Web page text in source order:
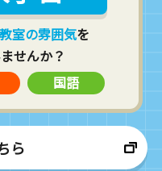
教室の雰囲気を
せんか？
国語
ら